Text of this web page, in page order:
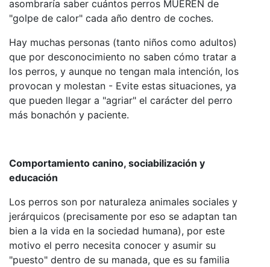
asombraría saber cuántos perros MUEREN de
"golpe de calor" cada año dentro de coches.
Hay muchas personas (tanto niños como adultos)
que por desconocimiento no saben cómo tratar a
los perros, y aunque no tengan mala intención, los
provocan y molestan - Evite estas situaciones, ya
que pueden llegar a "agriar" el carácter del perro
más bonachón y paciente.
Comportamiento canino, sociabilización y
educación
Los perros son por naturaleza animales sociales y
jerárquicos (precisamente por eso se adaptan tan
bien a la vida en la sociedad humana), por este
motivo el perro necesita conocer y asumir su
"puesto" dentro de su manada, que es su familia